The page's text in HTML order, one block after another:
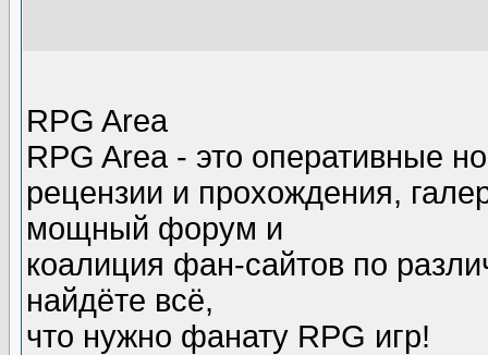
RPG Area
RPG Area - это оперативные
рецензии и прохождения,
мощный форум и
коалиция фан-сайтов по
найдёте всё,
что нужно фанату RPG игр!